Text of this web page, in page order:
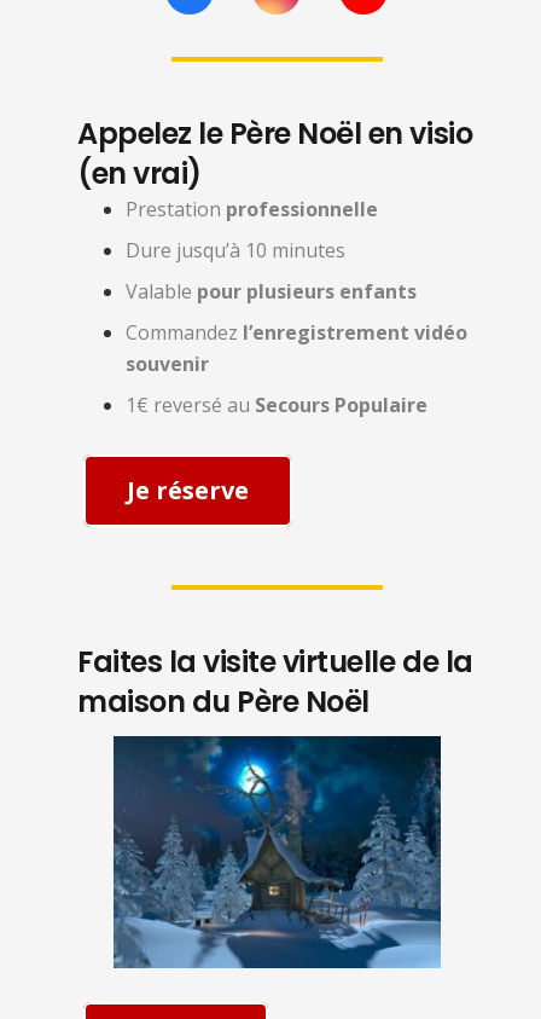
Appelez le Père Noël en visio
(en vrai)
Prestation professionnelle
Dure jusqu’à 10 minutes
Valable pour plusieurs enfants
Commandez l’enregistrement vidéo
souvenir
1€ reversé au Secours Populaire
Je réserve
Faites la visite virtuelle de la
maison du Père Noël